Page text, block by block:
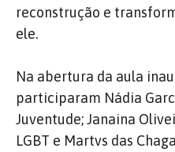
reconstrução e
ele.
Na abertura da aula
participaram Nádia
Juventude; Janaina
LGBT e Martvs das